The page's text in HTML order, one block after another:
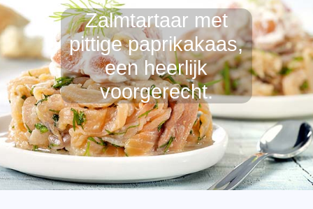
Zalmtartaar met
pittige paprikakaas,
een heerlijk
voorgerecht.